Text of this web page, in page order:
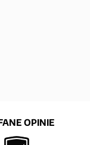
OPINIE